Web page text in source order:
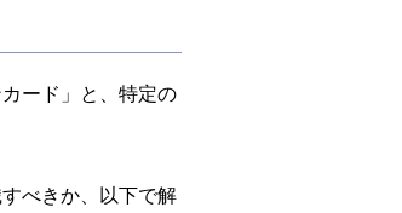
ード」と、特定の
べきか、以下で解